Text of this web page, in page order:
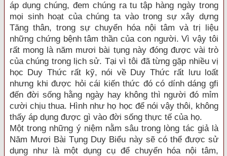
áp dụng chúng, đem chúng ra tu tập hàng ngày trong
mọi sinh hoạt của chúng ta vào trong sự xây dựng
Tăng thân, trong sự chuyển hóa nội tâm và trị liệu
những chứng bệnh tâm thần của con người. Vì vậy tôi
rất mong là năm mươi bài tụng này đóng được vài trò
của chúng trong lịch sử. Tại vì tôi đã từng gặp nhiều vị
học Duy Thức rất kỹ, nói về Duy Thức rất lưu loất
nhưng khi được hỏi cái kiến thức đó có dính dáng gfi
đến đời sống hằng ngày hay không thì người đó mỉm
cười chịu thua. Hình như họ học để nói vậy thôi, không
thấy áp dụng được gì vào đời sống thực tế của họ.
Một trong những ý niệm nằm sâu trong lòng tác giả là
Năm Mươi Bài Tụng Duy Biểu này sẽ có thể được sử
dụng như là một dụng cụ để chuyển hóa nội tâm,